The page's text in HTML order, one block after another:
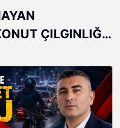
ÇILGINLIĞI: